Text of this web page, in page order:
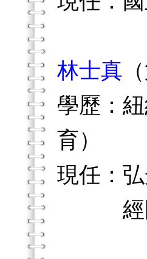
林士真
學歷：
育）
現任：
經國